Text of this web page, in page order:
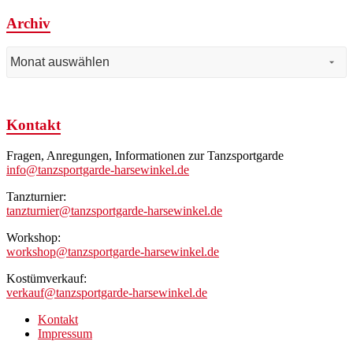
Archiv
Kontakt
Fragen, Anregungen, Informationen zur Tanzsportgarde
info@tanzsportgarde-harsewinkel.de
Tanzturnier:
tanzturnier@tanzsportgarde-harsewinkel.de
Workshop:
workshop@tanzsportgarde-harsewinkel.de
Kostümverkauf:
verkauf@tanzsportgarde-harsewinkel.de
Kontakt
Impressum